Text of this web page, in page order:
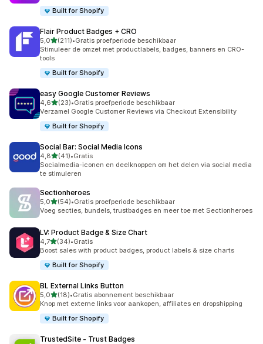
Built for Shopify
Flair Product Badges + CRO
5,0van 5 sterren
(211)
211 recensies in totaal
•Gratis proefperiode beschikbaar
Stimuleer de omzet met productlabels, badges, banners en CRO-
tools
Built for Shopify
easy Google Customer Reviews
4,6van 5 sterren
(23)
23 recensies in totaal
•Gratis proefperiode beschikbaar
Verzamel Google Customer Reviews via Checkout Extensibility
Built for Shopify
Social Bar: Social Media Icons
4,8van 5 sterren
(41)
41 recensies in totaal
•Gratis
Socialmedia-iconen en deelknoppen om het delen via social media
te stimuleren
Sectionheroes
5,0van 5 sterren
(54)
54 recensies in totaal
•Gratis proefperiode beschikbaar
Voeg secties, bundels, trustbadges en meer toe met Sectionheroes
LV: Product Badge & Size Chart
4,7van 5 sterren
(34)
34 recensies in totaal
•Gratis
Boost sales with product badges, product labels & size charts
Built for Shopify
BL External Links Button
5,0van 5 sterren
(18)
18 recensies in totaal
•Gratis abonnement beschikbaar
Knop met externe links voor aankopen, affiliates en dropshipping
Built for Shopify
TrustedSite ‑ Trust Badges